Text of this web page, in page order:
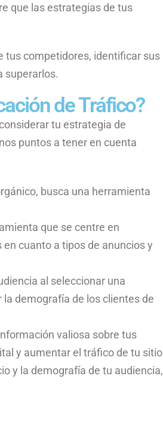
que las estrategias de tus
tus competidores, identificar sus
superarlos.
de Tráfico?
tu estrategia de
puntos a tener en cuenta
busca una herramienta
que se centre en
cuanto a tipos de anuncios y
al seleccionar una
demografía de los clientes de
valiosa sobre tus
y aumentar el tráfico de tu sitio
y la demografía de tu audiencia,